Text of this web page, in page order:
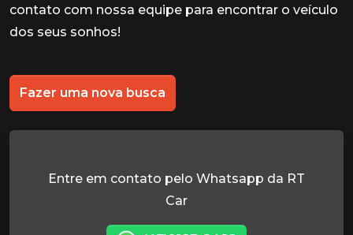
contato com nossa equipe para encontrar o veículo
dos seus sonhos!
Fazer uma nova busca
Entre em contato pelo Whatsapp da RT
Car